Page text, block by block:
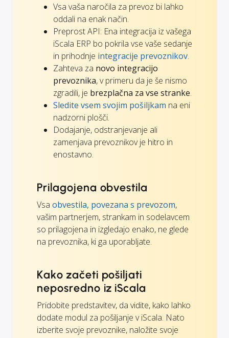
Vsa vaša naročila za prevoz bi lahko
oddali na enak način.
Preprost API: Ena integracija iz vašega
iScala ERP bo pokrila vse vaše sedanje
in prihodnje integracije prevoznikov.
Zahteva za novo integracijo
prevoznika, v primeru da je še nismo
zgradili, je brezplačna za vse stranke.
Sledite vsem svojim pošiljkam na eni
nadzorni plošči.
Dodajanje, odstranjevanje ali
zamenjava prevoznikov je hitro in
enostavno.
Prilagojena obvestila
Vsa obvestila, povezana s prevozom,
vašim partnerjem, strankam in sodelavcem
so prilagojena in izgledajo enako, ne glede
na prevoznika, ki ga uporabljate.
Kako začeti pošiljati
neposredno iz iScala
Pridobite predstavitev, da vidite, kako lahko
dodate modul za pošiljanje v iScala. Nato
izberite svoje prevoznike, naložite svoje